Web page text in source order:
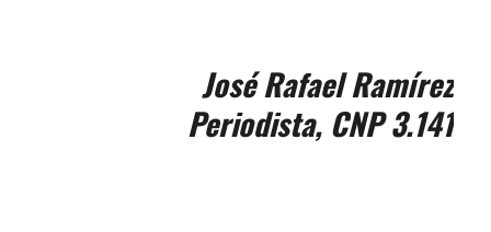
José Rafael Ramírez
Periodista, CNP 3.141